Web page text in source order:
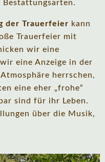
der Trauerfeier kann
Trauerfeier mit
wir eine
eine Anzeige in der
herrschen,
eine eher „frohe“
sind für ihr Leben.
über die Musik,